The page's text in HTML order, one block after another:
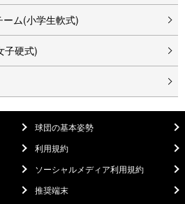
ム(小学生軟式)
子硬式)
球団の基本姿勢
利用規約
ソーシャルメディア利用規約
推奨端末